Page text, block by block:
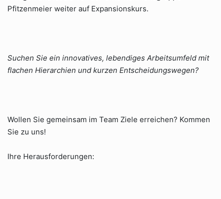
Pfitzenmeier weiter auf Expansionskurs.
Suchen Sie ein innovatives, lebendiges Arbeitsumfeld mit
flachen Hierarchien und kurzen Entscheidungswegen?
Wollen Sie gemeinsam im Team Ziele erreichen? Kommen
Sie zu uns!
Ihre Herausforderungen: